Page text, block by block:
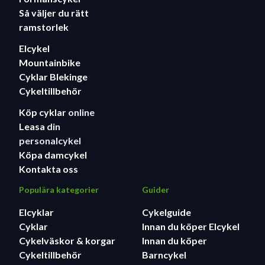
Tvåhålsfäste passar de flesta
mountainbikepedalerna.
Ungefärlig vikt: 307 g (en sko, storlek 42)
Så väljer du rätt
ramstorlek
Elcykel
Mountainbike
Cyklar Blekinge
Cykeltillbehör
Köp cyklar online
Leasa din
personalcykel
Köpa damcykel
Kontakta oss
Populära kategorier
Elcyklar
Cyklar
Cykelväskor & korgar
Cykeltillbehör
Guider
Cykelguide
Innan du köper Elcykel
Innan du köper
Barncykel